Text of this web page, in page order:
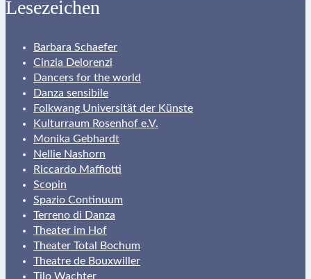
Lesezeichen
Barbara Schaefer
Cinzia Delorenzi
Dancers for the world
Danza sensibile
Folkwang Universität der Künste
Kulturraum Rosenhof e.V.
Monika Gebhardt
Nellie Nashorn
Riccardo Maffiotti
Scopin
Spazio Continuum
Terreno di Danza
Theater im Hof
Theater Total Bochum
Theatre de Bouxwiller
Tilo Wachter